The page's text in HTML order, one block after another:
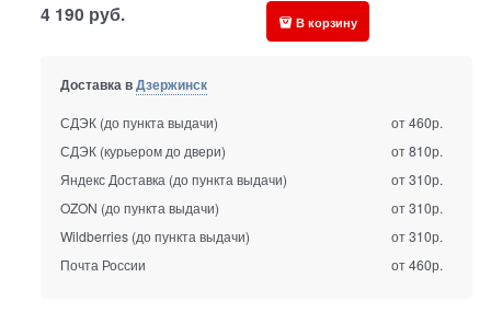
4 190 руб. В корзину
Доставка вДзержинск
СДЭК (до пункта выдачи)
от 460р.
СДЭК (курьером до двери)
от 810р.
Яндекс Доставка (до пункта выдачи)
от 310р.
OZON (до пункта выдачи)
от 310р.
Wildberries (до пункта выдачи)
от 310р.
Почта России
от 460р.